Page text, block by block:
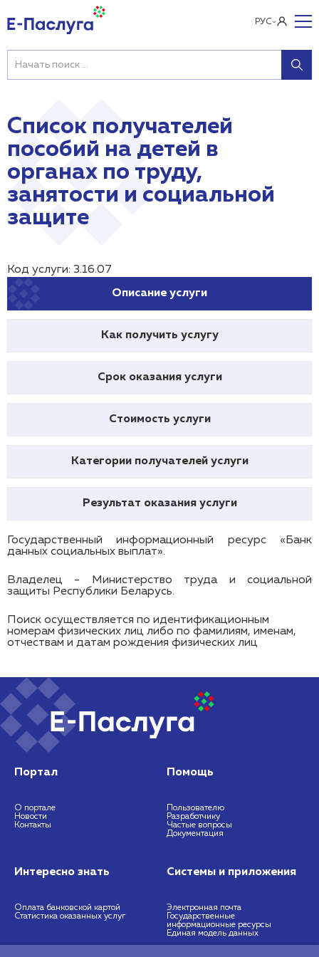
РУС
Список получателей
пособий на детей в
органах по труду,
занятости и социальной
защите
Код услуги: 3.16.07
Описание услуги
Как получить услугу
Срок оказания услуги
Стоимость услуги
Категории получателей услуги
Результат оказания услуги
Государственный информационный ресурс «Банк
данных социальных выплат».
Владелец - Министерство труда и социальной
защиты Республики Беларусь.
Поиск осуществляется по идентификационным
номерам физических лиц либо по фамилиям, именам,
отчествам и датам рождения физических лиц
Портал
О портале
Новости
Контакты
Помощь
Пользователю
Разработчику
Частые вопросы
Документация
Интересно знать
Оплата банковской картой
Статистика оказанных услуг
Системы и приложения
Электронная почта
Государственные
информационные ресурсы
Единая модель данных